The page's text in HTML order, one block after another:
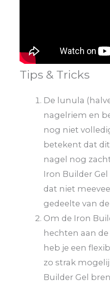
Tips & Tricks
De lunula
nagelriem en
nog niet
betekent dat
nagel nog
Iron Builder
dat niet
gedeelte van
Om de Iron
hechten aan
heb je een
zo strak
Builder Gel